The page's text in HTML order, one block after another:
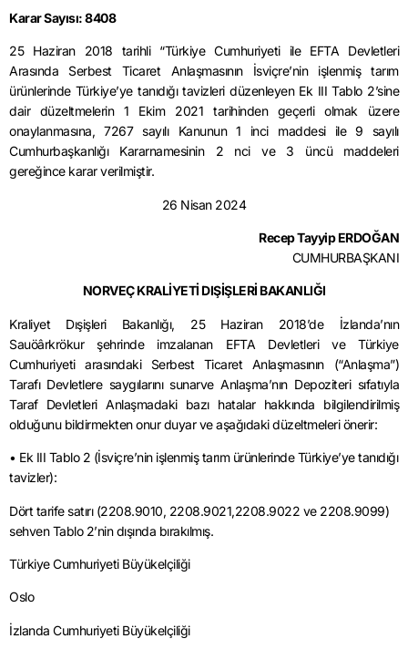
Karar Sayısı: 8408
25 Haziran 2018 tarihli “Türkiye Cumhuriyeti ile EFTA Devletleri
Arasında Serbest Ticaret Anlaşmasının İsviçre’nin işlenmiş tarım
ürünlerinde Türkiye’ye tanıdığı tavizleri düzenleyen Ek III Tablo 2’sine
dair düzeltmelerin 1 Ekim 2021 tarihinden geçerli olmak üzere
onaylanmasına, 7267 sayılı Kanunun 1 inci maddesi ile 9 sayılı
Cumhurbaşkanlığı Kararnamesinin 2 nci ve 3 üncü maddeleri
gereğince karar verilmiştir.
26 Nisan 2024
Recep Tayyip ERDOĞAN
CUMHURBAŞKANI
NORVEÇ KRALİYETİ DIŞİŞLERİ BAKANLIĞI
Kraliyet Dışişleri Bakanlığı, 25 Haziran 2018’de İzlanda’nın
Sauöârkrökur şehrinde imzalanan EFTA Devletleri ve Türkiye
Cumhuriyeti arasındaki Serbest Ticaret Anlaşmasının (“Anlaşma”)
Tarafı Devletlere saygılarını sunarve Anlaşma’nın Depoziteri sıfatıyla
Taraf Devletleri Anlaşmadaki bazı hatalar hakkında bilgilendirilmiş
olduğunu bildirmekten onur duyar ve aşağıdaki düzeltmeleri önerir:
• Ek III Tablo 2 (İsviçre’nin işlenmiş tarım ürünlerinde Türkiye’ye tanıdığı
tavizler):
Dört tarife satırı (2208.9010, 2208.9021,2208.9022 ve 2208.9099)
sehven Tablo 2’nin dışında bırakılmış.
Türkiye Cumhuriyeti Büyükelçiliği
Oslo
İzlanda Cumhuriyeti Büyükelçiliği